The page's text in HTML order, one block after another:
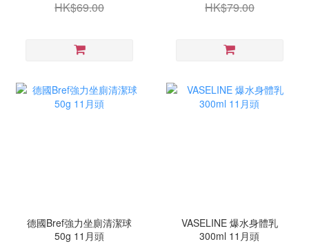
HK$69.00
HK$79.00
德國Bref強力坐廁清潔球
50g 11月頭
VASELINE 爆水身體乳
300ml 11月頭